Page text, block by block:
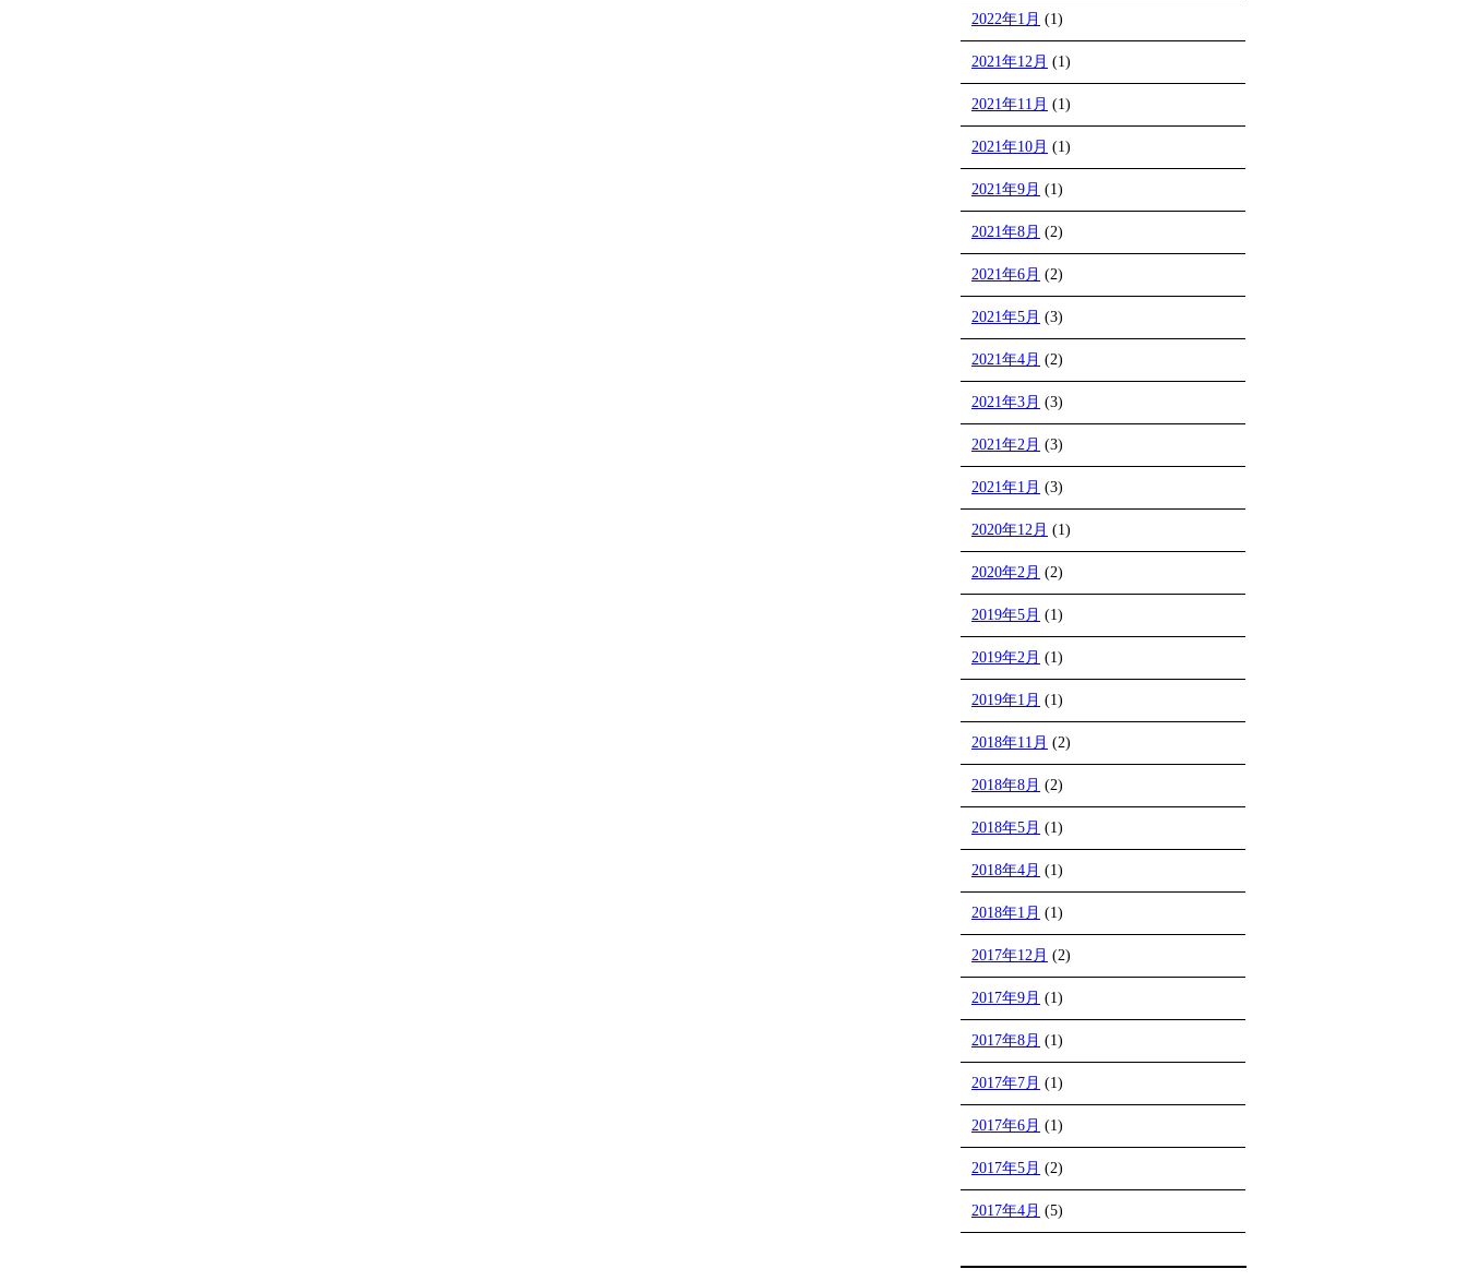
2022年1月 (1)
2021年12月 (1)
2021年11月 (1)
2021年10月 (1)
2021年9月 (1)
2021年8月 (2)
2021年6月 (2)
2021年5月 (3)
2021年4月 (2)
2021年3月 (3)
2021年2月 (3)
2021年1月 (3)
2020年12月 (1)
2020年2月 (2)
2019年5月 (1)
2019年2月 (1)
2019年1月 (1)
2018年11月 (2)
2018年8月 (2)
2018年5月 (1)
2018年4月 (1)
2018年1月 (1)
2017年12月 (2)
2017年9月 (1)
2017年8月 (1)
2017年7月 (1)
2017年6月 (1)
2017年5月 (2)
2017年4月 (5)